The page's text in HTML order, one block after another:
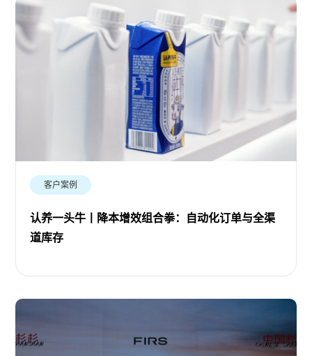
客户案例
认养一头牛丨降本增效组合拳：自动化订单与全渠
道库存